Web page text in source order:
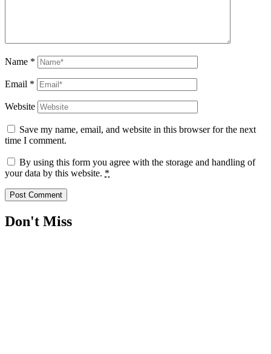
Name *
Email *
Website
Save my name, email, and website in this browser for the next
time I comment.
By using this form you agree with the storage and handling of
your data by this website. *
Don't Miss